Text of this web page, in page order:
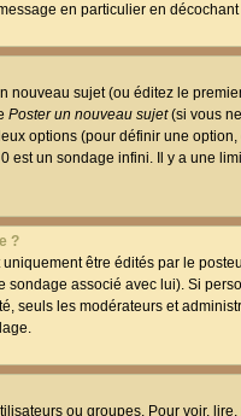
en particulier en
nouveau sujet (ou éditez le
Poster un nouveau sujet(si vous
options (pour définir une
est un sondage infini. Il y a une
?
être édités par le
sondage associé avec lui). Si
seuls les modérateurs et
ou groupes. Pour voir,